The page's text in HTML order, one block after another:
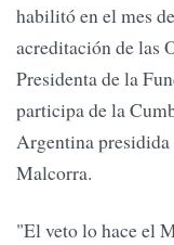
habilitó en el mes
acreditación de las
Presidenta de la
participa de la
Argentina presidida
Malcorra.
"El veto lo hace el